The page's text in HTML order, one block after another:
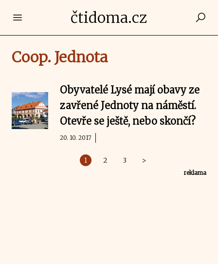
Open main menučtidoma.cz
Coop. Jednota
Obyvatelé Lysé mají obavy ze
zavřené Jednoty na náměstí.
Otevře se ještě, nebo skončí?
20. 10. 2017
1 2 3 >
reklama